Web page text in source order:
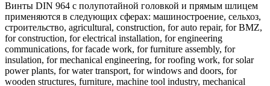
Винты DIN 964 с полупотайной головкой и прямым шлицем
применяются в следующих сферах: машиностроение, сельхоз,
строительство, agricultural, construction, for auto repair, for BMZ,
for construction, for electrical installation, for engineering
communications, for facade work, for furniture assembly, for
insulation, for mechanical engineering, for roofing work, for solar
power plants, for water transport, for windows and doors, for
wooden structures, furniture, machine tool industry, mechanical